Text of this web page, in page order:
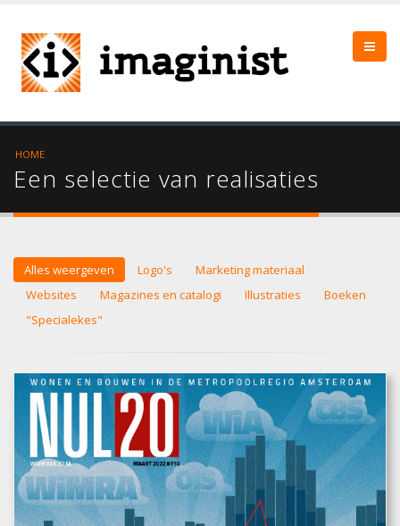
HOME
Een selectie van realisaties
Alles weergeven Logo's
Marketing materiaal
Websites
Magazines en catalogi Illustraties
Boeken
"Specialekes"